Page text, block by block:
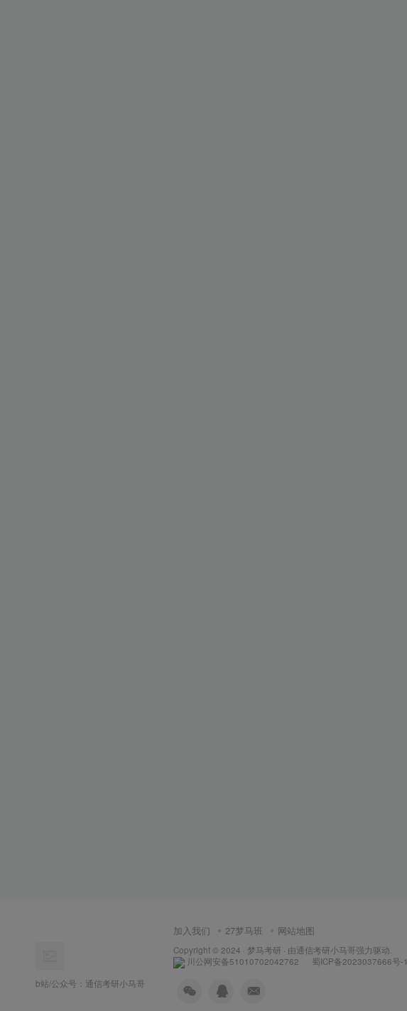
b站/公众号：通信考研小马哥
加入我们 27梦马班 网站地图
Copyright © 2024 · 梦马考研 · 由通信考研小马哥强力驱动.
川公网安备51010702042762
蜀ICP备2023037666号-1